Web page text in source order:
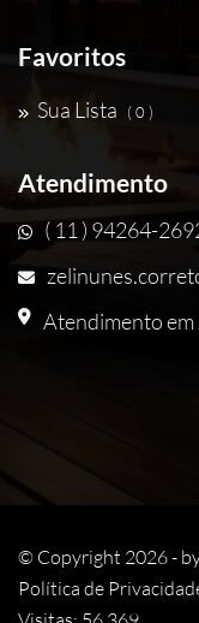
Favoritos
Sua Lista ( 0 )
Atendimento
( 11 ) 94264-
Atendimento em
© Copyright 2026 -
Política de